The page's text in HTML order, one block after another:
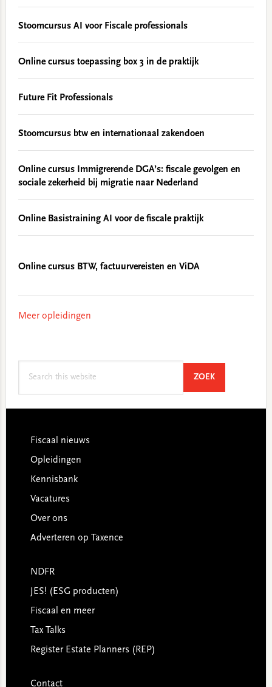
Stoomcursus AI voor Fiscale professionals
Online cursus toepassing box 3 in de praktijk
Future Fit Professionals
Stoomcursus btw en internationaal zakendoen
Online cursus Immigrerende DGA’s: fiscale gevolgen en
sociale zekerheid bij migratie naar Nederland
Online Basistraining AI voor de fiscale praktijk
Online cursus BTW, factuurvereisten en ViDA
Meer opleidingen
ZOEKSEARCH
Footer
Fiscaal nieuws
Opleidingen
Kennisbank
Vacatures
Over ons
Adverteren op Taxence
NDFR
JES! (ESG producten)
Fiscaal en meer
Tax Talks
Register Estate Planners (REP)
Contact